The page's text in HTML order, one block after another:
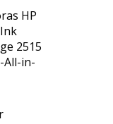
HP
2515
All-in-